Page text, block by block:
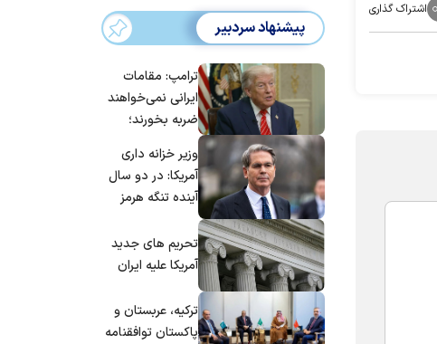
اشتراک گذاری
پیشنهاد سردبیر
ترامپ: مقامات
ایرانی نمی‌خواهند
ضربه بخورند؛
توافق برسند
وزیر خزانه داری
آمریکا: در دو سال
آینده تنگه هرمز
شد
تحریم های جدید
آمریکا علیه ایران
ترکیه، عربستان و
پاکستان توافقنامه